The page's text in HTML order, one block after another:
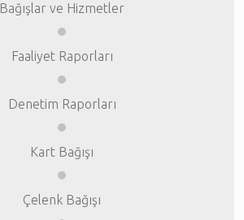
Bağışlar ve Hizmetler
Faaliyet Raporları
Denetim Raporları
Kart Bağışı
Çelenk Bağışı